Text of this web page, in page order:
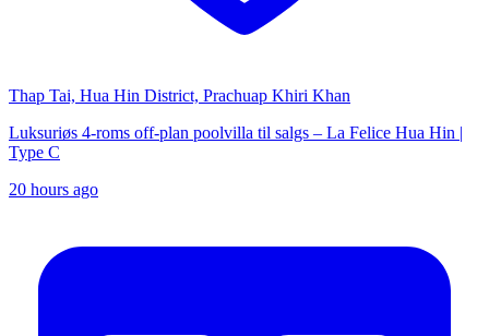
Thap Tai, Hua Hin District, Prachuap Khiri Khan
Luksuriøs 4-roms off-plan poolvilla til salgs – La Felice Hua Hin |
Type C
20 hours ago